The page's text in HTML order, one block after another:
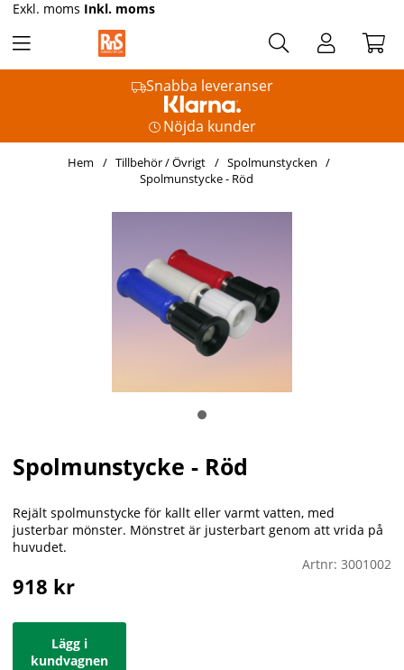
Snabba leveranser
Nöjda kunder
Exkl. moms Inkl. moms
Hem Tillbehör / Övrigt
Spolmunstycken
Spolmunstycke - Röd
Spolmunstycke - Röd
Rejält spolmunstycke för kallt eller varmt vatten, med
justerbar mönster. Mönstret är justerbart genom att vrida på
huvudet.
Artnr: 3001002
918 kr
Lägg i
kundvagnen